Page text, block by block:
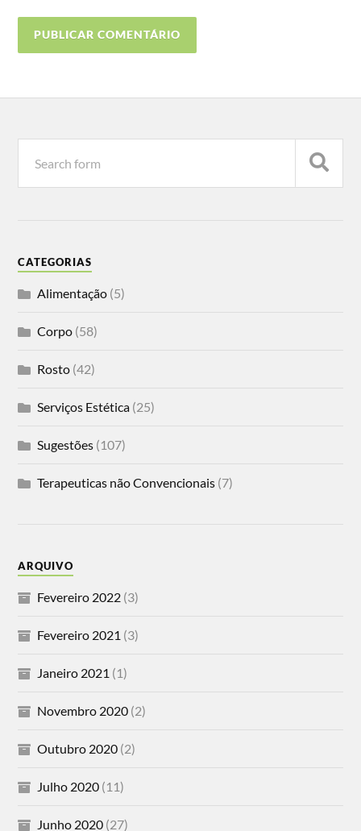
CATEGORIAS
Alimentação (5)
Corpo (58)
Rosto (42)
Serviços Estética (25)
Sugestões (107)
Terapeuticas não Convencionais (7)
ARQUIVO
Fevereiro 2022 (3)
Fevereiro 2021 (3)
Janeiro 2021 (1)
Novembro 2020 (2)
Outubro 2020 (2)
Julho 2020 (11)
Junho 2020 (27)